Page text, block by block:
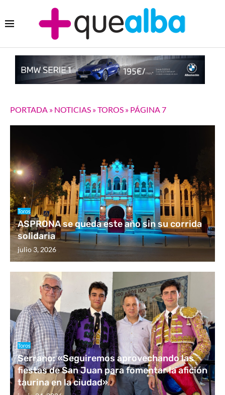
PORTADA » NOTICIAS »TOROS » PÁGINA 7
Toros
ASPRONA se queda este año sin su corrida
solidaria
julio 3, 2026
Toros
Serrano: «Seguiremos aprovechando las
fiestas de San Juan para fomentar la afición
taurina en la ciudad»